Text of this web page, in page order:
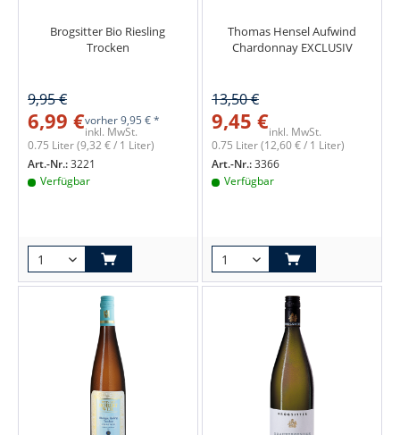
Brogsitter Bio Riesling
Trocken
9,95 €
6,99 €vorher9,95 € *
inkl. MwSt.
0.75 Liter(9,32 € / 1 Liter)
Art.-Nr.:3221
Verfügbar
Thomas Hensel Aufwind
Chardonnay EXCLUSIV
13,50 €
9,45 €inkl. MwSt.
0.75 Liter(12,60 € / 1 Liter)
Art.-Nr.:3366
Verfügbar